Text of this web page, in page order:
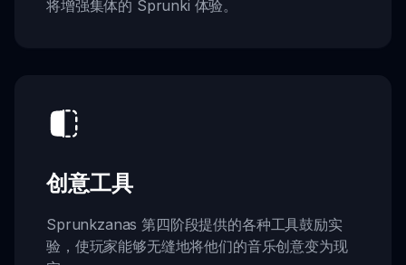
将增强集体的 Sprunki 体验。
创意工具
Sprunkzanas 第四阶段提供的各种工具鼓励实
验，使玩家能够无缝地将他们的音乐创意变为现